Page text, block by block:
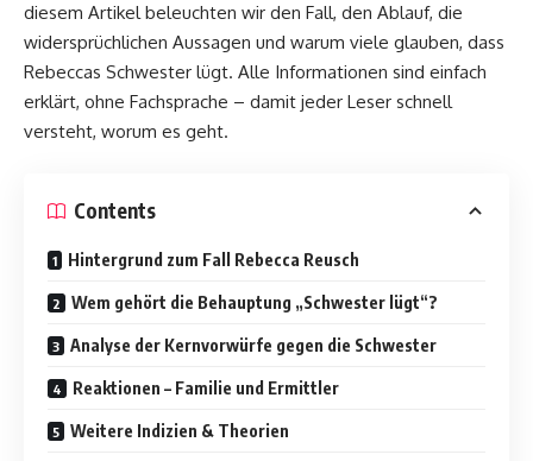
diesem Artikel beleuchten wir den Fall, den Ablauf, die
widersprüchlichen Aussagen und warum viele glauben, dass
Rebeccas Schwester lügt. Alle Informationen sind einfach
erklärt, ohne Fachsprache – damit jeder Leser schnell
versteht, worum es geht.
Contents
Hintergrund zum Fall Rebecca Reusch
Wem gehört die Behauptung „Schwester lügt“?
Analyse der Kernvorwürfe gegen die Schwester
Reaktionen – Familie und Ermittler
Weitere Indizien & Theorien